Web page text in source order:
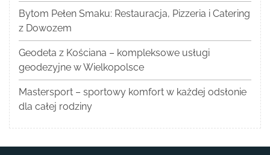
Bytom Pełen Smaku: Restauracja, Pizzeria i Catering
z Dowozem
Geodeta z Kościana – kompleksowe usługi
geodezyjne w Wielkopolsce
Mastersport – sportowy komfort w każdej odsłonie
dla całej rodziny